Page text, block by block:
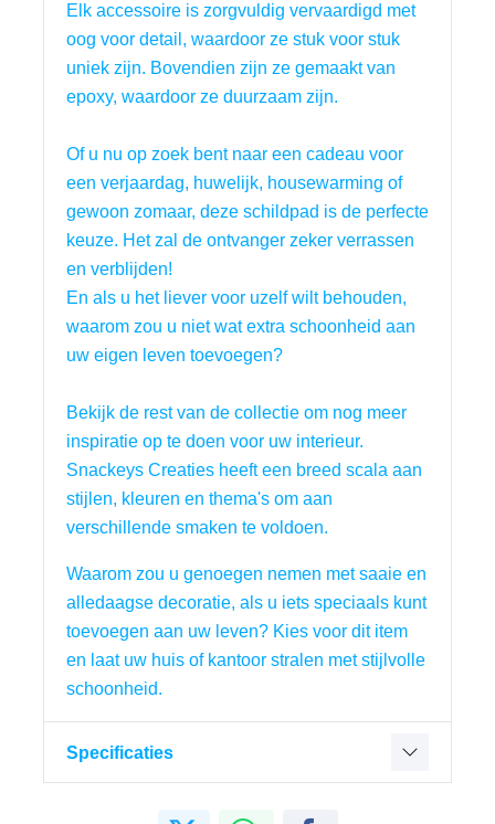
Elk accessoire is zorgvuldig vervaardigd met
oog voor detail, waardoor ze stuk voor stuk
uniek zijn. Bovendien zijn ze gemaakt van
epoxy, waardoor ze duurzaam zijn.
Of u nu op zoek bent naar een cadeau voor
een verjaardag, huwelijk, housewarming of
gewoon zomaar, deze schildpad is de perfecte
keuze. Het zal de ontvanger zeker verrassen
en verblijden!
En als u het liever voor uzelf wilt behouden,
waarom zou u niet wat extra schoonheid aan
uw eigen leven toevoegen?
Bekijk de rest van de collectie om nog meer
inspiratie op te doen voor uw interieur.
Snackeys Creaties heeft een breed scala aan
stijlen, kleuren en thema's om aan
verschillende smaken te voldoen.
Waarom zou u genoegen nemen met saaie en
alledaagse decoratie, als u iets speciaals kunt
toevoegen aan uw leven? Kies voor dit item
en laat uw huis of kantoor stralen met stijlvolle
schoonheid.
Specificaties